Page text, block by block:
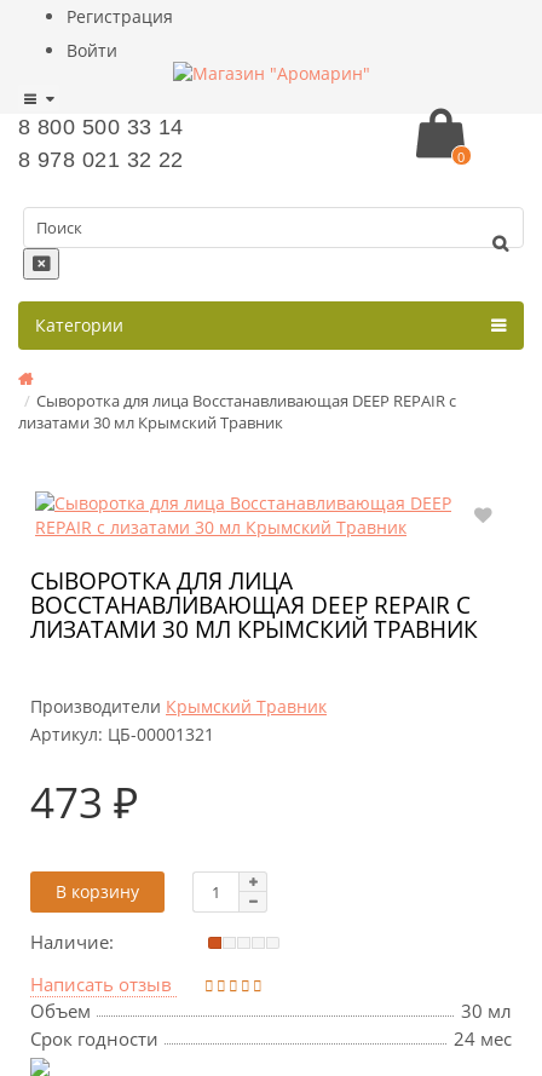
Регистрация
Войти
8 800 500 33 14
8 978 021 32 22
0
Категории
Сыворотка для лица Восстанавливающая DEEP REPAIR с
лизатами 30 мл Крымский Травник
СЫВОРОТКА ДЛЯ ЛИЦА
ВОССТАНАВЛИВАЮЩАЯ DEEP REPAIR С
ЛИЗАТАМИ 30 МЛ КРЫМСКИЙ ТРАВНИК
Производители Крымский Травник
Артикул: ЦБ-00001321
473 ₽
В корзину
Наличие:
Написать отзыв
Объем
30 мл
Срок годности
24 мес